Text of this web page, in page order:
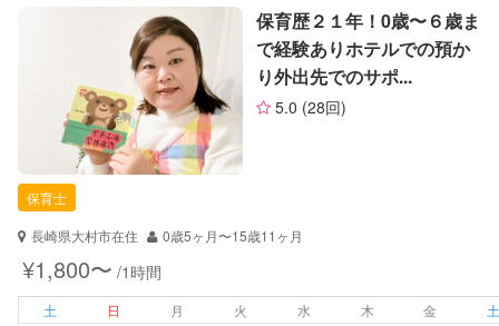
などの強みを持つシッターが対応いたします。大村で様々なスキルを持ったサポーターの中
から、ご予算や依頼内容に合わせて選んでいただけます。保育歴２１年！0歳〜６歳ま
で経験ありホテルでの預か
り外出先でのサポ...
5.0 (28回)
保育士
長崎県大村市在住
0歳5ヶ月〜15歳11ヶ月
¥1,800〜 /1時間
土 日 月 火 水 木 金